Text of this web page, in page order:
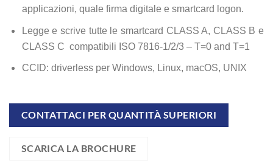
applicazioni, quale firma digitale e smartcard logon.
Legge e scrive tutte le smartcard CLASS A, CLASS B e
CLASS C compatibili ISO 7816-1/2/3 – T=0 and T=1
CCID: driverless per Windows, Linux, macOS, UNIX
CONTATTACI PER QUANTITÀ SUPERIORI
SCARICA LA BROCHURE